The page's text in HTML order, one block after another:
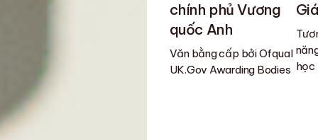
chính phủ Vương
quốc Anh
Văn bằng cấp bởi Ofqual
UK.Gov Awarding Bodies học